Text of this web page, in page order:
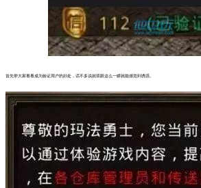
首先带大家看看成为验证用户的好处，话不多说就双眼这么一瞟就能感觉到诱惑。